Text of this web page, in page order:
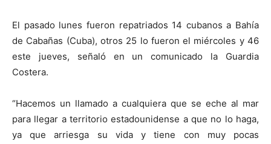
El pasado lunes fueron repatriados 14 cubanos a Bahía
de Cabañas (Cuba), otros 25 lo fueron el miércoles y 46
este jueves, señaló en un comunicado la Guardia
Costera.
“Hacemos un llamado a cualquiera que se eche al mar
para llegar a territorio estadounidense a que no lo haga,
ya que arriesga su vida y tiene con muy pocas